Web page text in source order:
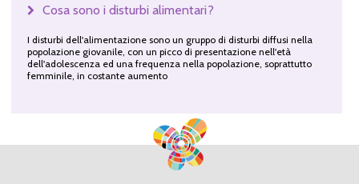
Cosa sono i disturbi alimentari?
I disturbi dell'alimentazione sono un gruppo di disturbi diffusi nella
popolazione giovanile, con un picco di presentazione nell'età
dell'adolescenza ed una frequenza nella popolazione, soprattutto
femminile, in costante aumento